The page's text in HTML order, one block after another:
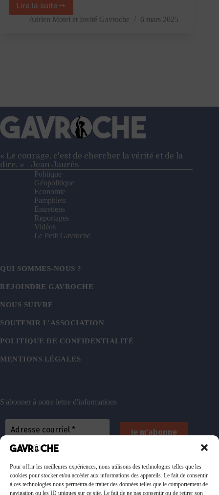
Pour offrir les meilleures expériences, nous utilisons des technologies telles que les
cookies pour stocker et/ou accéder aux informations des appareils. Le fait de consentir
à ces technologies nous permettra de traiter des données telles que le comportement de
navigation ou les ID uniques sur ce site. Le fait de ne pas consentir ou de retirer son
Lire la suite
La
fin
Adrien Motel et Invité Gavroche 6 mars 2025
« Le courage, c'est de chercher la vérité et de la
dire. » - Jean Jaurès
Politique
Géopolitique
Economie
Pamphlets
Entretiens
Reportages
Vidéos
Le Petit Gavroche
QUI SOMMES-NOUS ?
REJOINDRE GAVROCHE
NOUS SUIVRE
SOUTENIR L’ASSOCIATION
POLITIQUE DE CONFIDENTIALITÉ
MENTIONS LÉGALES
S'abonner à notre lettre d'informations
emails. Vous pouvez vous désinscrire à tout
moment. Consulteznotre politique de confidentialité
pour plus d’informations.